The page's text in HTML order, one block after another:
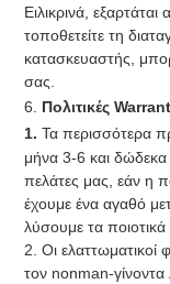
Ειλικρινά,
τοποθετείτε τη
κατασκευαστής,
σας.
6. Πολιτικές
1. Τα περισσότερα
μήνα 3-6 και
πελάτες μας, εάν η
έχουμε ένα αγαθό
λύσουμε τα
2. Οι
τον nonman-γίνοντα